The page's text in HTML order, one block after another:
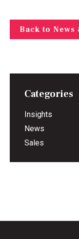
Back to
Categories
Insights
News
Sales